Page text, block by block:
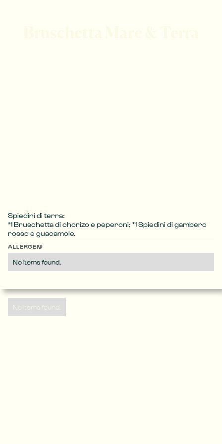
Spiedini di terra:
*1 Bruschetta di chorizo e peperoni; *1 Spiedini di gambero
rosso e guacamole.
ALLERGENI
No items found.
No items found.